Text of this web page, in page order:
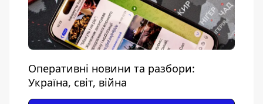
Оперативні новини та разбори:
Україна, світ, війна